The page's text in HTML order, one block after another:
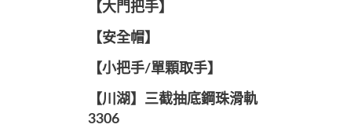
【大門把手】
【安全帽】
【小把手/單顆取手】
【川湖】三截抽底鋼珠滑軌
3306